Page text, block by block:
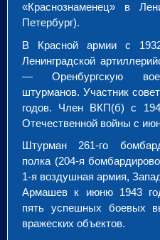
«Краснознаменец» в
Петербург).
В Красной армии с
Ленинградской
— Оренбургскую
штурманов. Участник
годов. Член ВКП(б) с
Отечественной войны с
Штурман 261-го
полка (204-я
1-я воздушная армия,
Армашев к июню 1943
пять успешных боевых
вражеских объектов.